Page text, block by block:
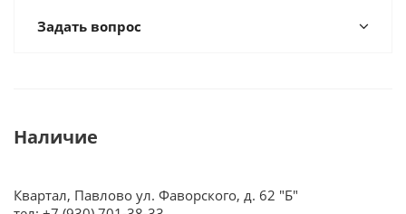
Задать вопрос
Наличие
Квартал, Павлово ул. Фаворского, д. 62 "Б"